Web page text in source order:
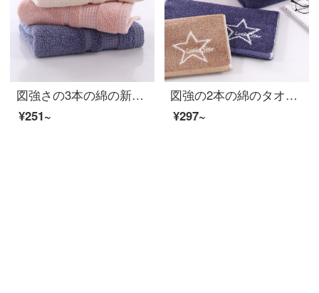
図強さの3本の綿の新しい境界の綿のタオルの成人の男女は増大して厚い家庭用の柔軟な水を吸い込んで顔のタオルを洗って毛の米+薄い粉+青い34*72 cmを落としにくいです。
¥251~
図強の2本の綿のタオルAB紗家庭の成人の男女のカップルは厚くて柔軟に水を吸い込んで顔のタオルの粉+青+カレーの3条は34*74 cm詰めます。
¥297~